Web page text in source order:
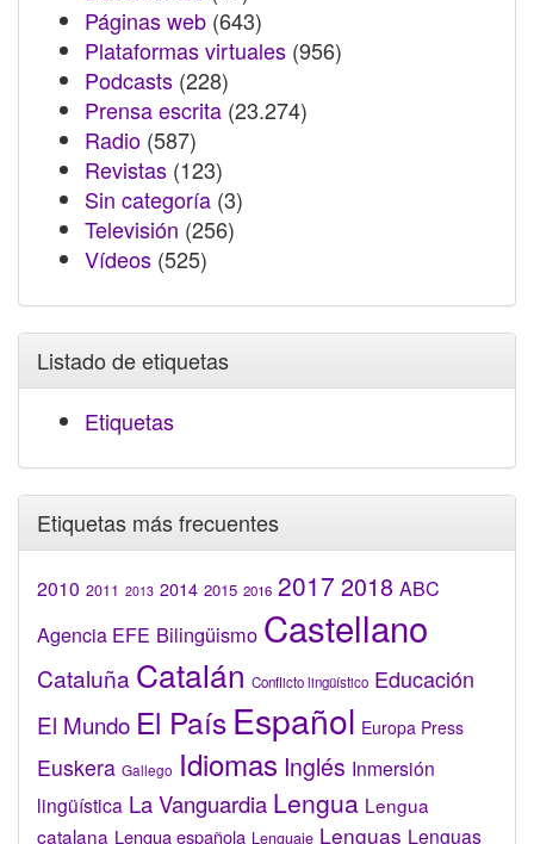
Páginas web (643)
Plataformas virtuales (956)
Podcasts (228)
Prensa escrita (23.274)
Radio (587)
Revistas (123)
Sin categoría (3)
Televisión (256)
Vídeos (525)
Listado de etiquetas
Etiquetas
Etiquetas más frecuentes
2010 2011 2013 2014 2015 2016 2017 2018 ABC
Agencia EFE Bilingüismo Castellano
Cataluña Catalán Conflicto lingüístico Educación
El Mundo El País Español Europa Press
Euskera Gallego Idiomas Inglés Inmersión
lingüística La Vanguardia Lengua Lengua
catalana Lengua española Lenguaje Lenguas Lenguas